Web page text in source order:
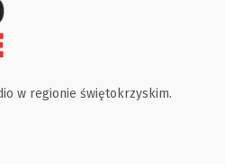
w regionie świętokrzyskim.